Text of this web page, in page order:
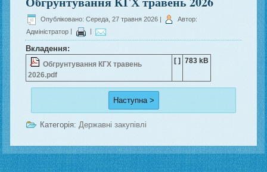
Опубліковано: Середа, 27 травня 2026 |
Автор:
Адміністратор
Вкладення:
Обгрунтування КГХ травень
2026.pdf
[ ] 783 kB
Наступна >
Категорія: Державні закупівлі